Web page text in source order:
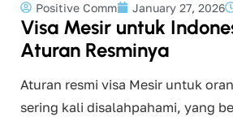
Positive Comm January 27, 2026
Visa Mesir untuk
Aturan Resminya
Aturan resmi visa Mesir untuk
sering kali disalahpahami, yang